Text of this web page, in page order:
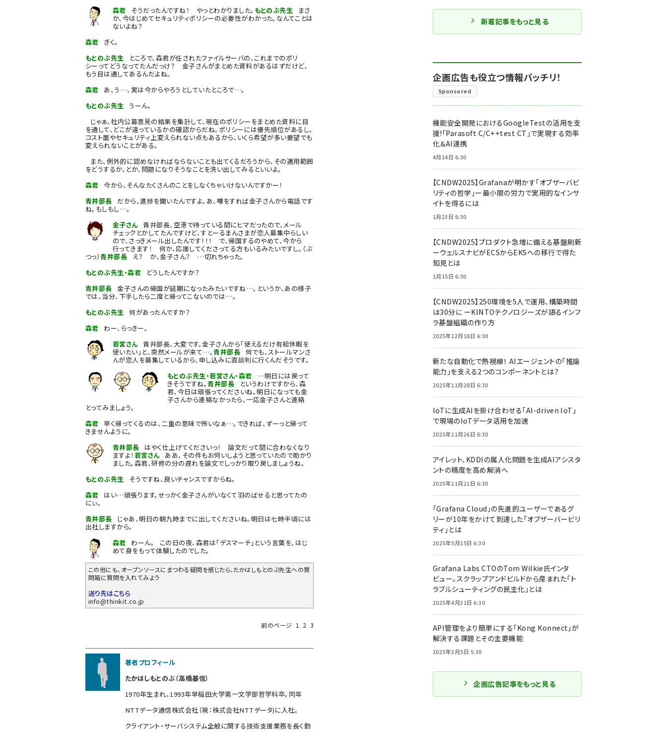
森君 そうだったんですね！ やっとわかりました。 もとのぶ先生 まさ
か、今はじめてセキュリティポリシーの必要性がわかった。なんてことは
ないよね？
森君 ぎく。
もとのぶ先生 ところで、森君が任されたファイルサーバの、これまでのポリ
シーってどうなってたんだっけ？ 金子さんがまとめた資料があるはずだけど、
もう目は通してあるんだよね。
森君 あ、う…、実は今からやろうとしていたところで…。
もとのぶ先生 うーん。
じゃぁ、社内公募意見の結果を集計して、現在のポリシーをまとめた資料に目
を通して、どこが違っているかの確認からだね。ポリシーには優先順位があるし、
コスト面やセキュリティ上変えられない点もあるから、いくら希望が多い要望でも
変えられないことがある。
また、例外的に認めなければならないことも出てくるだろうから、その適用範囲
をどうするか、とか、問題になりそうなことを洗い出してみるといいよ。
森君 今から、そんなたくさんのことをしなくちゃいけないんですかー！
青井部長 だから、進捗を聞いたんですよ。あ、噂をすれば金子さんから電話です
ね。もしもし…。
金子さん青井部長、空港で待っている間にヒマだったので、メール
チェックとかしてたんですけど、すとーるまんさまが恋人募集中らしい
ので、さっきメール出したんです！！！ で、帰国するのやめて、今から
行ってきます！ 何か、応援してくださってる方もいるみたいですし。（ぶ
つっ）青井部長 え？ か、金子さん？ …切れちゃった。
もとのぶ先生・森君 どうしたんですか？
青井部長 金子さんの帰国が延期になったみたいですね…。というか、あの様子
では、当分、下手したら二度と帰ってこないのでは…。
もとのぶ先生 何があったんですか？
森君 わー、らっきー。
若宮さん青井部長、大変です。金子さんから「使えるだけ有給休暇を
使いたい」と、突然メールが来て…。青井部長 何でも、ストールマンさ
んが恋人を募集しているから、申し込みに直談判に行くんだそうです。
もとのぶ先生・若宮さん・森君 …明日には戻って
きそうですね。青井部長 というわけですから、森
君、今日は頑張ってくださいね。明日になっても金
子さんから連絡なかったら、一応金子さんと連絡
とってみましょう。
森君 早く帰ってくるのは、二重の意味で怖いなぁ…。できれば、ずーっと帰って
きませんように。
青井部長 はやく仕上げてくださいっ！ 論文だって間に合わなくなり
ますよ！若宮さんああ、その件もお伺いしようと思っていたので助かり
ました。森君、研修の分の遅れを論文でしっかり取り戻しましょうね。
もとのぶ先生 そうですね、良いチャンスですからね。
森君 はい…頑張ります。せっかく金子さんがいなくて羽のばせると思ってたの
にぃ。
青井部長 じゃあ、明日の朝九時までに出してくださいね。明日は七時半頃には
出社しますから。
森君 わーん。
この日の夜、森君は「デスマーチ」という言葉を、はじ
めて身をもって体験したのでした。
この他にも、オープンソースにまつわる疑問を感じたら、たかはしもとのぶ先生への質
問箱に質問を入れてみよう
送り先はこちら
info@thinkit.co.jp
前のページ 1 2 3
著者プロフィール
たかはしもとのぶ（高橋基信）
1970年生まれ。1993年早稲田大学第一文学部哲学科卒。同年
NTTデータ通信株式会社（現：株式会社NTTデータ)に入社。
クライアント・サーバシステム全般に関する技術支援業務を長く勤
新着記事をもっと見る
企画広告も役立つ情報バッチリ！
Sponsored
機能安全開発におけるGoogleTestの活用を支
援!「Parasoft C/C++test CT」で実現する効率
化＆AI連携
4月14日 6:30
【CNDW2025】Grafanaが明かす「オブザーバビ
リティの哲学」ー最小限の労力で実用的なインサ
イトを得るには
1月23日 6:30
【CNDW2025】プロダクト急増に備える基盤刷新
ーウェルスナビがECSからEKSへの移行で得た
知見とは
1月15日 6:30
【CNDW2025】250環境を5人で運用、構築時間
は30分に ーKINTOテクノロジーズが語るインフ
ラ基盤組織の作り方
2025年12月18日 6:30
新たな自動化で熱視線！ AIエージェントの「推論
能力」を支える2つのコンポーネントとは？
2025年11月28日 6:30
IoTに生成AIを掛け合わせる「AI-driven IoT」
で現場のIoTデータ活用を加速
2025年11月26日 6:30
アイレット、KDDIの属人化問題を生成AIアシスタ
ントの精度を高め解消へ
2025年11月21日 6:30
「Grafana Cloud」の先進的ユーザーであるグ
リーが10年をかけて到達した「オブザーバービリ
ティ」とは
2025年5月15日 6:30
Grafana Labs CTOのTom Wilkie氏インタ
ビュー。スクラップアンドビルドから産まれた「ト
ラブルシューティングの民主化」とは
2025年4月21日 6:30
API管理をより簡単にする「Kong Konnect」が
解決する課題とその主要機能
2025年3月5日 5:30
企画広告記事をもっと見る